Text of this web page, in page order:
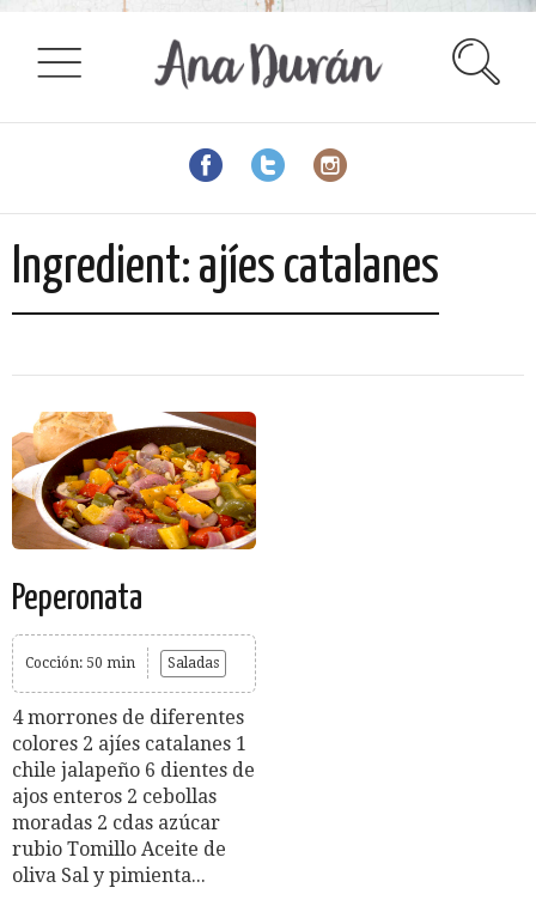
Ingredient: ajíes catalanes
Peperonata
Cocción: 50 min Saladas
4 morrones de diferentes
colores 2 ajíes catalanes 1
chile jalapeño 6 dientes de
ajos enteros 2 cebollas
moradas 2 cdas azúcar
rubio Tomillo Aceite de
oliva Sal y pimienta...